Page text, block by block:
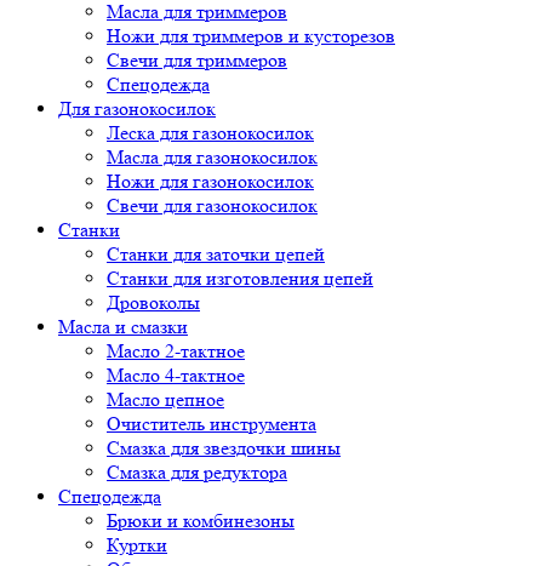
Масла для триммеров
Ножи для триммеров и кусторезов
Свечи для триммеров
Спецодежда
Для газонокосилок
Леска для газонокосилок
Масла для газонокосилок
Ножи для газонокосилок
Свечи для газонокосилок
Станки
Cтанки для заточки цепей
Станки для изготовления цепей
Дровоколы
Масла и смазки
Масло 2-тактное
Масло 4-тактное
Масло цепное
Очиститель инструмента
Смазка для звездочки шины
Смазка для редуктора
Спецодежда
Брюки и комбинезоны
Куртки